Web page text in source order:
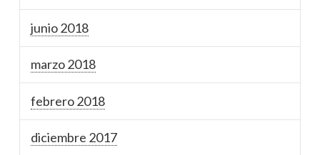
junio 2018
marzo 2018
febrero 2018
diciembre 2017